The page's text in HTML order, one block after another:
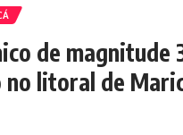
de magnitude
litoral de